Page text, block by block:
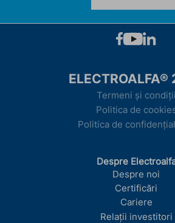
ELECTROALFA®
Termeni și condiții
Politica de
Politica de
Despre
Despre noi
Certificări
Cariere
Relații investitori